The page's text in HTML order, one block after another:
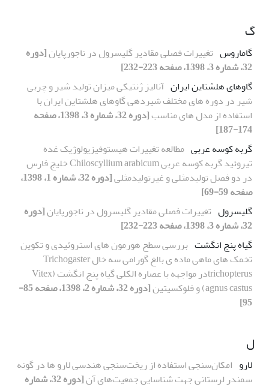
گ
گاماروس تغییرات فصلی مقادیر گلیسرول در ناجورپایان[دوره
32، شماره 3، 1398، صفحه 223-232]
گاوهای هلشتاین ایران آنالیز ژنتیکی میزان تولید شیر و چربی
شیر در دوره های مختلف شیردهی گاوهای هلشتاین ایران با
استفاده از مدل های مناسب
[دوره 32، شماره 3، 1398، صفحه
174-187]
گربه کوسه عربی مطالعه تغییرات هیستوفیزیولوژیک غده
تیروئید گربه کوسه عربی Chiloscyllium arabicum خلیج فارس
در دو فصل تولیدمثلی و غیرتولیدمثلی
[دوره 32، شماره 1، 1398،
صفحه 59-69]
گلیسرول تغییرات فصلی مقادیر گلیسرول در ناجورپایان[دوره
32، شماره 3، 1398، صفحه 223-232]
گیاه پنج انگشت بررسی سطح هورمون های استروئیدی و تکوین
تخمک های ماهی ماده ی بالغ گورامی سه خال Trichogaster
trichopterusدر مواجهه با عصاره الکلی گیاه پنج انگشت (Vitex
agnus castus) و فلوکسیتین
[دوره 32، شماره 2، 1398، صفحه 85-
95]
ل
لارو امکان‌سنجی استفاده از ریخت‌سنجی هندسی لارو‌ ها در گونه
سمندر لرستانی جهت شناسایی جمعیت‌های آن
[دوره 32، شماره